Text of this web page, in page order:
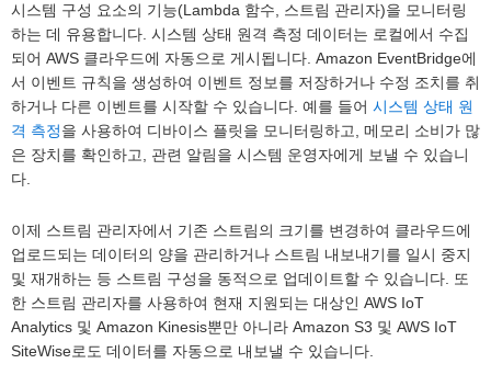
시스템 구성 요소의 기능(Lambda 함수, 스트림 관리자)을 모니터링
하는 데 유용합니다. 시스템 상태 원격 측정 데이터는 로컬에서 수집
되어 AWS 클라우드에 자동으로 게시됩니다. Amazon EventBridge에
서 이벤트 규칙을 생성하여 이벤트 정보를 저장하거나 수정 조치를 취
하거나 다른 이벤트를 시작할 수 있습니다. 예를 들어 시스템 상태 원
격 측정을 사용하여 디바이스 플릿을 모니터링하고, 메모리 소비가 많
은 장치를 확인하고, 관련 알림을 시스템 운영자에게 보낼 수 있습니
다.
이제 스트림 관리자에서 기존 스트림의 크기를 변경하여 클라우드에
업로드되는 데이터의 양을 관리하거나 스트림 내보내기를 일시 중지
및 재개하는 등 스트림 구성을 동적으로 업데이트할 수 있습니다. 또
한 스트림 관리자를 사용하여 현재 지원되는 대상인 AWS IoT
Analytics 및 Amazon Kinesis뿐만 아니라 Amazon S3 및 AWS IoT
SiteWise로도 데이터를 자동으로 내보낼 수 있습니다.